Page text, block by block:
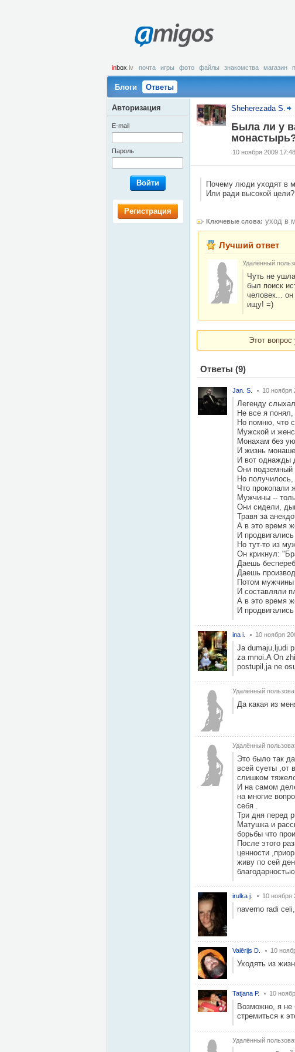
amigos
inbox .lv почта игры фото файлы знакомства магазин
Блоги Ответы
Sheherezada S.
Была ли у
10 ноября 2009 17:48
Почему люди уходят в
Или ради высокой цели?
Ключевые слова: уход в
Лучший ответ
Удалённый
Чуть не
был поиск
человек...
ищу! =)
Этот
Ответы (9)
Jan. S. 10 ноября
Легенду
Не все я понял,
Но помню, что
Мужской и
Монахам без
И жизнь
И вот однажды
Они подземный
Но получилось,
Что прокопали
Мужчины --
Они сидели,
Травя за
А в это время
И
Но тут-то из
Он крикнул:
Даешь
Даешь
Потом мужчины
И составляли
А в это время
И
ina i. 10 ноября
Ja dumaju,ljudi
za mnoi.A On
postupil,ja ne
Удалённый
Да какая из
Удалённый
Это было так
всей суеты ,от
слишком
И на самом
на многие
себя .
Три дня перед
Матушка и
борьбы что
После этого
ценности
живу по сей
irulka j. 10 ноября
naverno radi
Valērijs D. 10
Уходять из
Tatjana Р. 10
Возможно, я не
стремиться к
Удалённый
Авторизация
E-mail
Пароль
Войти
Регистрация